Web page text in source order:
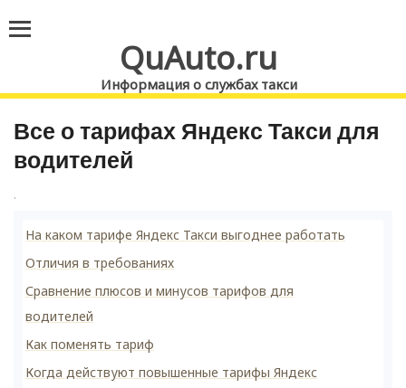
QuAuto.ru
Информация о службах такси
Все о тарифах Яндекс Такси для
водителей
.
На каком тарифе Яндекс Такси выгоднее работать
Отличия в требованиях
Сравнение плюсов и минусов тарифов для
водителей
Как поменять тариф
Когда действуют повышенные тарифы Яндекс